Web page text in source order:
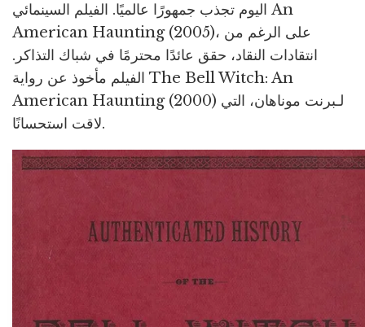
اليوم تجذب جمهورًا عالميًا. الفيلم السينمائي An
American Haunting (2005)، على الرغم من
انتقادات النقاد، حقق عائدًا محترمًا في شباك التذاكر.
الفيلم مأخوذ عن رواية The Bell Witch: An
American Haunting (2000) لـبرنت موناهان، التي
لاقت استحسانًا.